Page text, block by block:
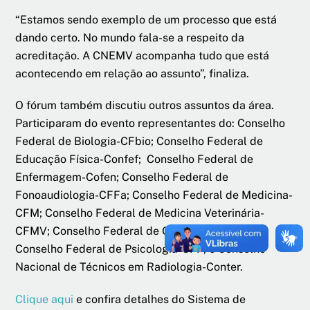
“Estamos sendo exemplo de um processo que está
dando certo. No mundo fala-se a respeito da
acreditação. A CNEMV acompanha tudo que está
acontecendo em relação ao assunto”, finaliza.
O fórum também discutiu outros assuntos da área.
Participaram do evento representantes do: Conselho
Federal de Biologia-CFbio; Conselho Federal de
Educação Física-Confef; Conselho Federal de
Enfermagem-Cofen; Conselho Federal de
Fonoaudiologia-CFFa; Conselho Federal de Medicina-
CFM; Conselho Federal de Medicina Veterinária-
CFMV; Conselho Federal de Odontologia-CFO;
Conselho Federal de Psicologia-CFP; e Conselho
Nacional de Técnicos em Radiologia-Conter.
Clique aqui e confira detalhes do Sistema de